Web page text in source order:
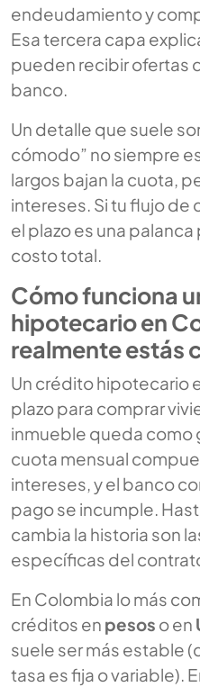
endeudamiento y
Esa tercera capa
pueden recibir ofertas
banco.
Un detalle que suele
cómodo” no siempre
largos bajan la cuota,
intereses. Si tu flujo de
el plazo es una
costo total.
Cómo funciona
hipotecario en
realmente estás
Un crédito hipotecario
plazo para comprar
inmueble queda como
cuota mensual
intereses, y el banco
pago se incumple.
cambia la historia son
específicas del
En Colombia lo más
créditos en pesos o en
suele ser más estable
tasa es fija o variable).